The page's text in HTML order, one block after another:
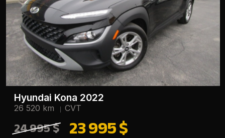
Hyundai Kona 2022
26 520 km CVT
24 995 $ 23 995 $